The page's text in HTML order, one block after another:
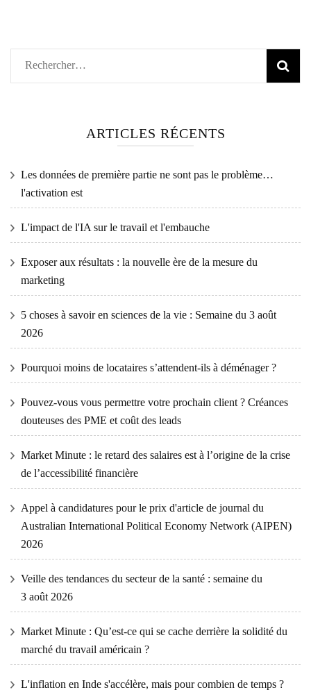
Rechercher :
ARTICLES RÉCENTS
Les données de première partie ne sont pas le problème…
l'activation est
L'impact de l'IA sur le travail et l'embauche
Exposer aux résultats : la nouvelle ère de la mesure du
marketing
5 choses à savoir en sciences de la vie : Semaine du 3 août
2026
Pourquoi moins de locataires s’attendent-ils à déménager ?
Pouvez-vous vous permettre votre prochain client ? Créances
douteuses des PME et coût des leads
Market Minute : le retard des salaires est à l’origine de la crise
de l’accessibilité financière
Appel à candidatures pour le prix d'article de journal du
Australian International Political Economy Network (AIPEN)
2026
Veille des tendances du secteur de la santé : semaine du
3 août 2026
Market Minute : Qu’est-ce qui se cache derrière la solidité du
marché du travail américain ?
L'inflation en Inde s'accélère, mais pour combien de temps ?